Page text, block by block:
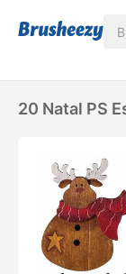
20 Natal PS